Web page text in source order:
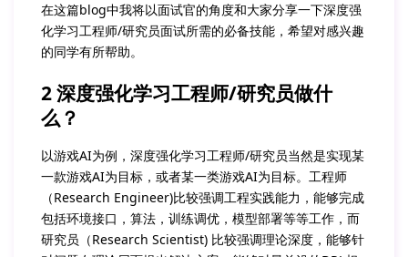
在这篇blog中我将以面试官的角度和大家分享一下深度强
化学习工程师/研究员面试所需的必备技能，希望对感兴趣
的同学有所帮助。
2 深度强化学习工程师/研究员做什
么？
以游戏AI为例，深度强化学习工程师/研究员当然是实现某
一款游戏AI为目标，或者某一类游戏AI为目标。工程师
（Research Engineer)比较强调工程实践能力，能够完成
包括环境接口，算法，训练调优，模型部署等等工作，而
研究员（Research Scientist) 比较强调理论深度，能够针